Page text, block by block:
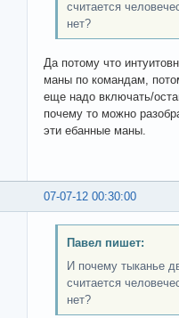
считается
нет?
Да потому что
маны по командам,
еще надо включать/
почему то можно
эти ебанные маны.
07-07-12 00:30:00
Павел пишет:
И почему тыканье
считается
нет?